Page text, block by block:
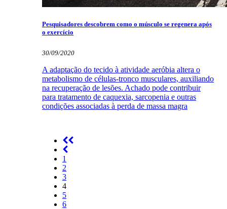
Pesquisadores descobrem como o músculo se regenera após
o exercício
30/09/2020
A adaptação do tecido à atividade aeróbia altera o
metabolismo de células-tronco musculares, auxiliando
na recuperação de lesões. Achado pode contribuir
para tratamento de caquexia, sarcopenia e outras
condições associadas à perda de massa magra
1
2
3
4
5
6